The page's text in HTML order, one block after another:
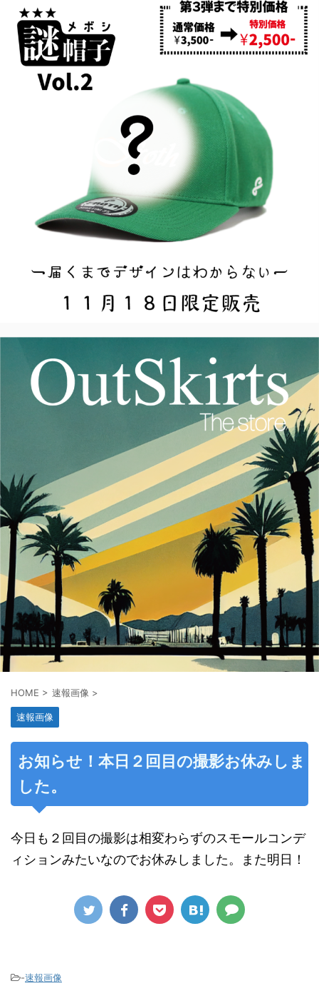
HOME > 速報画像 >
速報画像
お知らせ！本日２回目の撮影お休みしま
した。
今日も２回目の撮影は相変わらずのスモールコンデ
ィションみたいなのでお休みしました。また明日！
-速報画像